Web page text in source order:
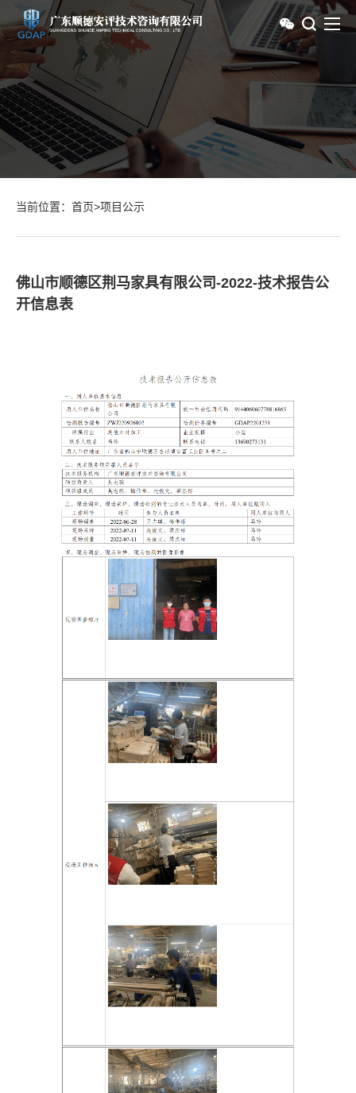
当前位置： 首页>项目公示
佛山市顺德区荆马家具有限公司-2022-技术报告公
开信息表